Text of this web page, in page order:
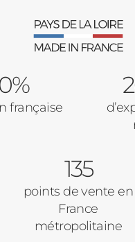
Verrière intérieures
Baies Vitrées
Volets Roulants
Pergolas
française
135
points de vente en
France
métropolitaine